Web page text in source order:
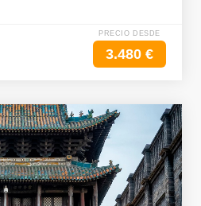
PRECIO DESDE
3.480 €